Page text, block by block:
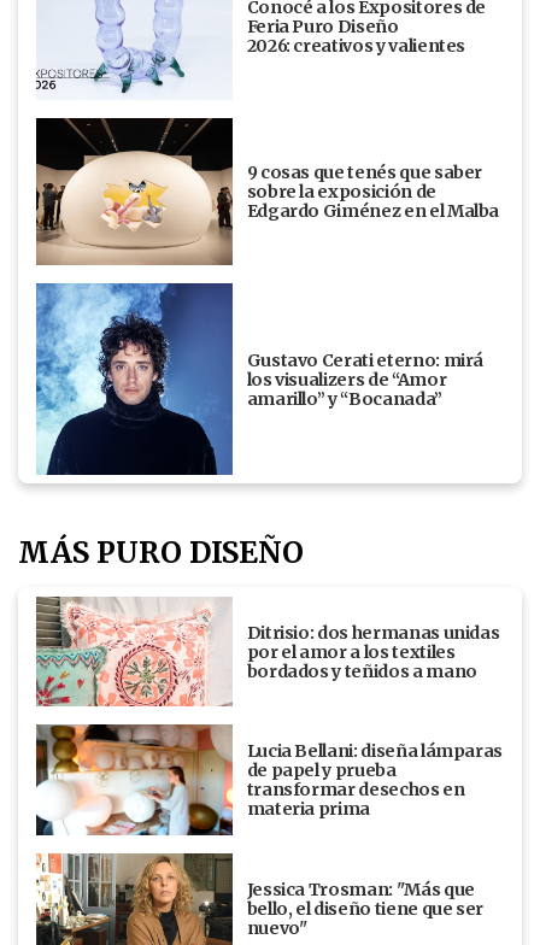
Conocé a los Expositores de
Feria Puro Diseño
2026: creativos y valientes
9 cosas que tenés que saber
sobre la exposición de
Edgardo Giménez en el Malba
Gustavo Cerati eterno: mirá
los visualizers de “Amor
amarillo” y “Bocanada”
MÁS PURO DISEÑO
Ditrisio: dos hermanas unidas
por el amor a los textiles
bordados y teñidos a mano
Lucia Bellani: diseña lámparas
de papel y prueba
transformar desechos en
materia prima
Jessica Trosman: "Más que
bello, el diseño tiene que ser
nuevo"